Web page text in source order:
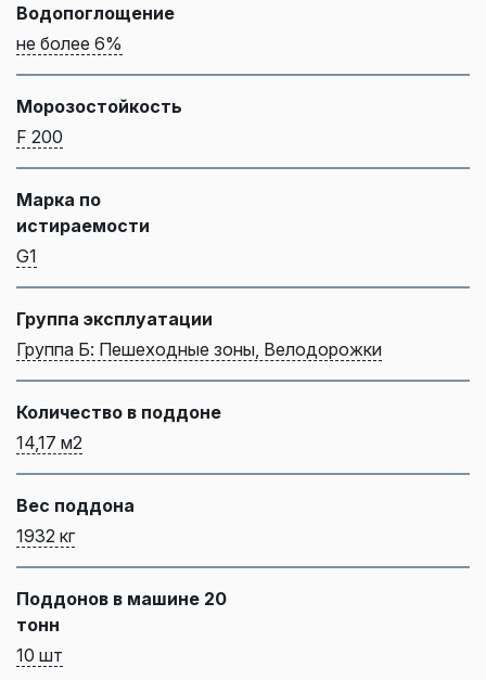
Водопоглощение
не более 6%
Морозостойкость
F 200
Марка по
истираемости
G1
Группа эксплуатации
Группа Б: Пешеходные зоны, Велодорожки
Количество в поддоне
14,17 м2
Вес поддона
1932 кг
Поддонов в машине 20
тонн
10 шт